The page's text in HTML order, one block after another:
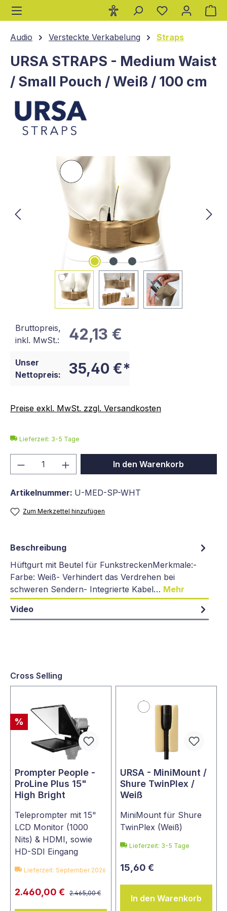
springen
Audio Versteckte Verkabelung Straps
URSA STRAPS - Medium Waist
/ Small Pouch / Weiß / 100 cm
Bildergalerie überspringen
Bruttopreis,
inkl. MwSt.:
42,13 €
Unser
Nettopreis:
35,40 €*
Preise exkl. MwSt. zzgl. Versandkosten
Lieferzeit: 3-5 Tage
Produkt Anzahl: Gib denIn den Warenkorb
Artikelnummer: U-MED-SP-WHT
Zum Merkzettel hinzufügen
Beschreibung
Hüftgurt mit Beutel für FunkstreckenMerkmale:-
Farbe: Weiß- Verhindert das Verdrehen bei
schweren Sendern- Integrierte Kabel… Mehr
Video
Cross Selling
%
Prompter People -
ProLine Plus 15"
High Bright
Teleprompter mit 15"
LCD Monitor (1000
Nits) & HDMI, sowie
HD-SDI Eingang
Lieferzeit: September 2026
2.460,00 € 2.465,00 €
URSA - MiniMount /
Shure TwinPlex /
Weiß
MiniMount für Shure
TwinPlex (Weiß)
Lieferzeit: 3-5 Tage
15,60 €
In den Warenkorb